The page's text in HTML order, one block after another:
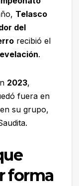
Telasco
del
recibió el
.
2023,
fuera en
su grupo,
forma